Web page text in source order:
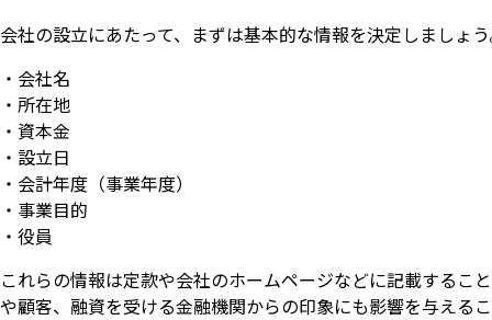
会社の設立にあたって、まずは基本的な情報を決定しましょ
・会社名
・所在地
・資本金
・設立日
・会計年度（事業年度）
・事業目的
・役員
これらの情報は定款や会社のホームページなどに記載するこ
や顧客、融資を受ける金融機関からの印象にも影響を与える